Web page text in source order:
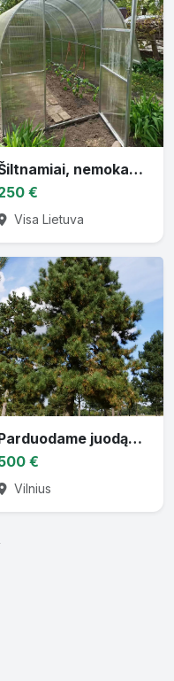
Šiltnamiai, nemokamai pristatom
€
Visa Lietuva
Parduodame juodąsias pušis
€
Vilnius